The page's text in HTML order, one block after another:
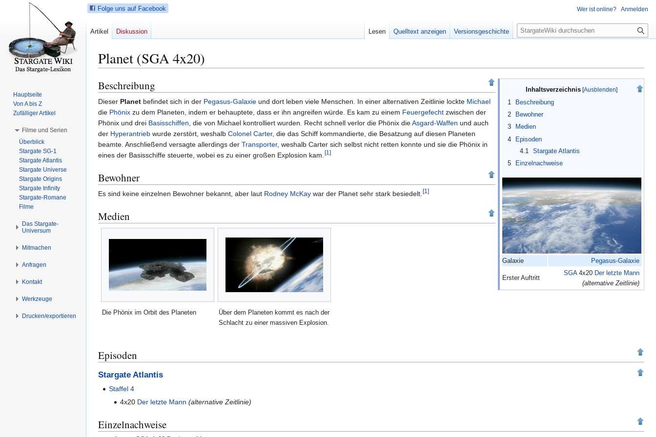
Planet (SGA 4x20)
Z
u
r
N
a
v
i
g
t
i
n
s
Z
u
r
S
u
c
h
e
p
r
n
g
Inhaltsverzeichnis
1
Beschreibung
2
Bewohner
3
Medien
4
Episoden
4.1
Stargate Atlantis
5
Einzelnachweise
Galaxie Pegasus-Galaxie
Erster Auftritt
SGA 4x20 Der letzte Mann
(alternative Zeitlinie)
Beschreibung
Dieser Planet befindet sich in der Pegasus-Galaxie und dort leben viele Menschen. In einer alternativen Zeitlinie lockte Michael
die Phönix zu dem Planeten, indem er behauptete, dass er ihn angreifen würde. Es kam zu einem Feuergefecht zwischen der
Phönix und drei Basisschiffen , die von Michael kontrolliert wurden. Recht schnell verlor die Phönix dieAsgard-Waffen und auch
der Hyperantrieb wurde zerstört, weshalb Colonel Carter, die das Schiff kommandierte, die Besatzung auf diesen Planeten
beamte. Anschließend versagte allerdings der Transporter, weshalb Carter sich selbst nicht retten konnte und sie die Phönix in
eines der Basisschiffe steuerte, wobei es zu einer großen Explosion kam. [1 ]
Bewohner
Es sind keine einzelnen Bewohner bekannt, aber laut Rodney McKay war der Planet sehr stark besiedelt. [1 ]
Medien
Die Phönix im Orbit des Planeten
Über dem Planeten kommt es nach der
Schlacht zu einer massiven Explosion.
Episoden
Stargate Atlantis
Staffel 4
4x20 Der letzte Mann (alternative Zeitlinie)
Einzelnachweise
Folge uns auf Facebook Wer ist online? Anmelden
Artikel Diskussion Lesen Quelltext anzeigen Versionsgeschichte
S
u
e
Hauptseite
Von A bis Z
Zufälliger Artikel
Filme und Serien
Überblick
Stargate SG-1
Stargate Atlantis
Stargate Universe
Stargate Origins
Stargate Infinity
Stargate-Romane
Filme
Das Stargate-
Universum
Mitmachen
Anfragen
Kontakt
Werkzeuge
Drucken/­exportieren